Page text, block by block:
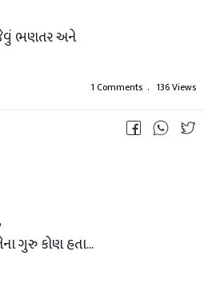
જેવું ભણતર અને
તેની
જ નથી...
1 Comments . 136 Views
ગુરુ કોણ હતા...